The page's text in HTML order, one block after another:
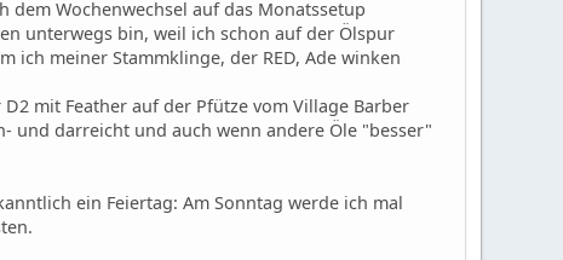
dem Wochenwechsel auf das Monatssetup
unterwegs bin, weil ich schon auf der Ölspur
ich meiner Stammklinge, der RED, Ade winken
mit Feather auf der Pfütze vom Village Barber
und darreicht und auch wenn andere Öle "besser"
ein Feiertag: Am Sonntag werde ich mal